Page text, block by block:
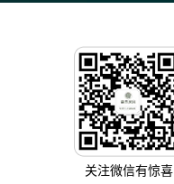
关注微信有惊喜